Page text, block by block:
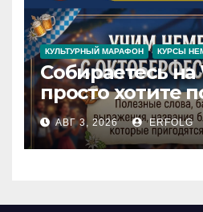
КУЛЬТУРНЫЙ МАРАФОН КУРСЫ
Собираетесь
просто хотите
словарный
немецкими
немецкий с
АВГ 3, 2026 ERFOLG